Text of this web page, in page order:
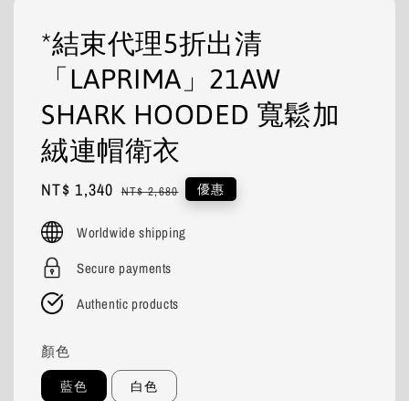
*結束代理5折出清
「LAPRIMA」21AW
SHARK HOODED 寬鬆加
絨連帽衛衣
Sale
NT$ 1,340 Regular
NT$ 2,680 優惠
Worldwide shipping
Secure payments
Authentic products
顏色
藍色 白色